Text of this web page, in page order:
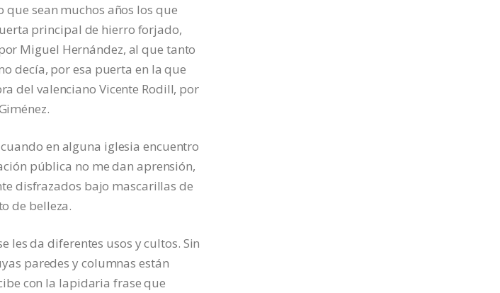
que sean muchos años los que
principal de hierro forjado,
Miguel Hernández, al que tanto
decía, por esa puerta en la que
del valenciano Vicente Rodill, por
en alguna iglesia encuentro
pública no me dan aprensión,
disfrazados bajo mascarillas de
de belleza.
les da diferentes usos y cultos. Sin
paredes y columnas están
con la lapidaria frase que